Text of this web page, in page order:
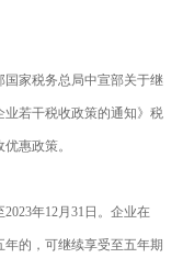
家税务总局中宣部关于继
若干税收政策的通知》税
惠政策。
年12月31日。企业在
年的，可继续享受至五年期